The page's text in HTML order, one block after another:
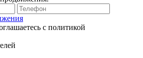
с политикой